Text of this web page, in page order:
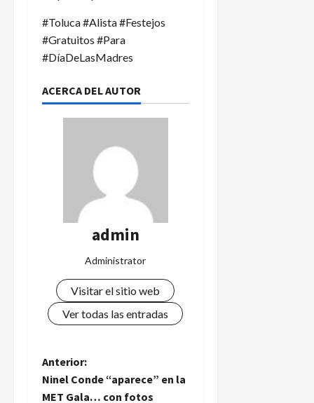
#Toluca #Alista #Festejos
#Gratuitos #Para
#DíaDeLasMadres
ACERCA DEL AUTOR
admin
Administrator
Visitar el sitio web
Ver todas las entradas
N
a
Anterior:
Ninel Conde “aparece” en la
MET Gala… con fotos